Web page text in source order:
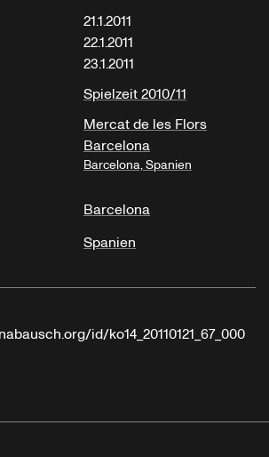
21.1.2011
22.1.2011
23.1.2011
Spielzeit 2010/11
Mercat de les Flors
Barcelona
Barcelona, Spanien
Barcelona
Spanien
id/ko14_20110121_67_000